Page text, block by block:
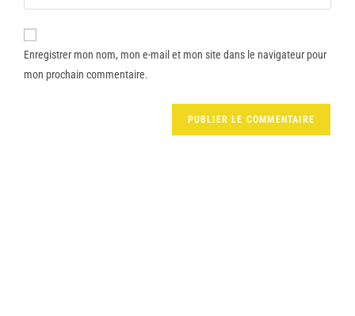
Enregistrer mon nom, mon e-mail et mon site dans le navigateur pour
mon prochain commentaire.